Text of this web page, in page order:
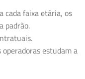
cada faixa etária, os
padrão.
estudam a